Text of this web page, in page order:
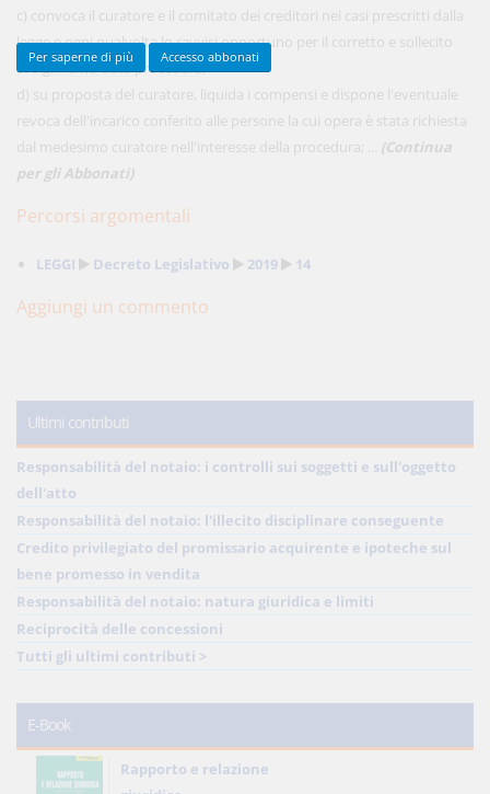
c) convoca il curatore e il comitato dei creditori nei casi prescritti dalla
legge e ogni qualvolta lo ravvisi opportuno per il corretto e sollecito
svolgimento della procedura;
d) su proposta del curatore, liquida i compensi e dispone l'eventuale
revoca dell'incarico conferito alle persone la cui opera è stata richiesta
dal medesimo curatore nell'interesse della procedura; ... (Continua
per gli Abbonati)
Percorsi argomentali
LEGGI Decreto Legislativo 2019 14
Aggiungi un commento
Ultimi contributi
Responsabilità del notaio: i controlli sui soggetti e sull'oggetto
dell'atto
Responsabilità del notaio: l'illecito disciplinare conseguente
Credito privilegiato del promissario acquirente e ipoteche sul
bene promesso in vendita
Responsabilità del notaio: natura giuridica e limiti
Reciprocità delle concessioni
Tutti gli ultimi contributi >
E-Book
Rapporto e relazione
Acquista ora
Per saperne di più Accesso abbonati